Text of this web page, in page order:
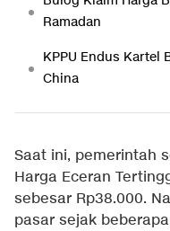
Ramadan
KPPU Endus Kartel
China
Saat ini, pemerintah
Harga Eceran
sebesar Rp38.000.
pasar sejak